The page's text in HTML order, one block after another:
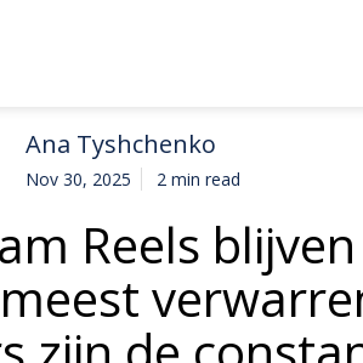
Ana Tyshchenko
Nov 30, 2025 2 min read
Reels